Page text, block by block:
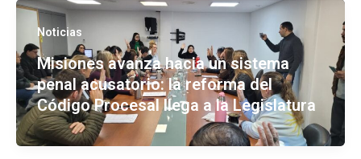
Noticias
Misiones avanza hacia un sistema
penal acusatorio: la reforma del
Código Procesal llega a la Legislatura